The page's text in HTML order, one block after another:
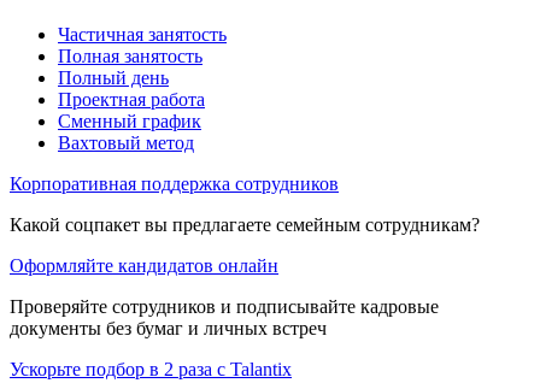
Частичная занятость
Полная занятость
Полный день
Проектная работа
Сменный график
Вахтовый метод
Корпоративная поддержка сотрудников
Какой соцпакет вы предлагаете семейным сотрудникам?
Оформляйте кандидатов онлайн
Проверяйте сотрудников и подписывайте кадровые
документы без бумаг и личных встреч
Ускорьте подбор в 2 раза с Talantix